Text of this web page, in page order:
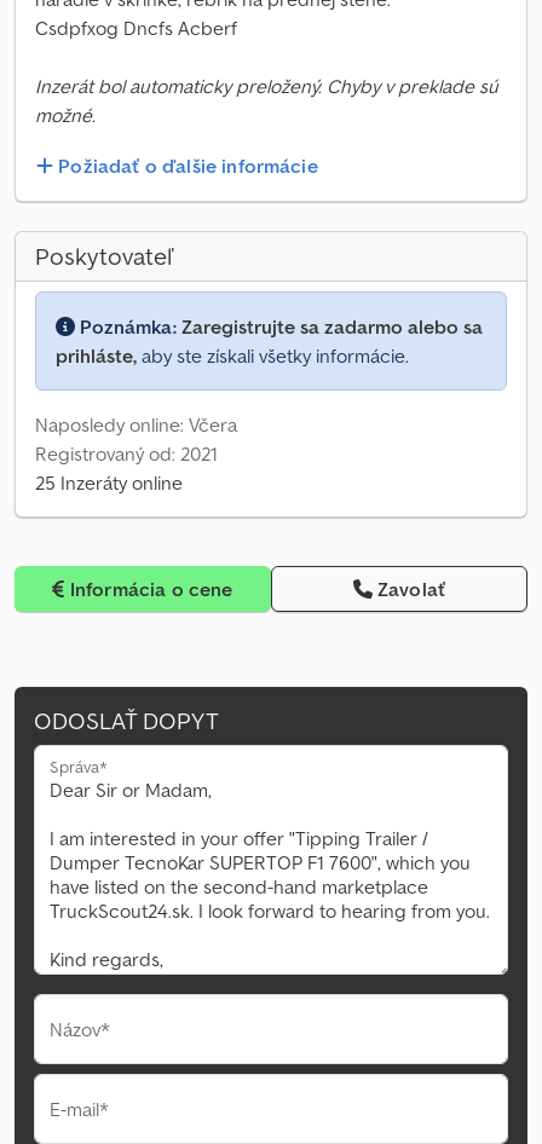
Csdpfxog Dncfs Acberf
Inzerát bol automaticky preložený. Chyby v preklade sú
možné.
Požiadať o ďalšie informácie
Poskytovateľ
Poznámka: Zaregistrujte sa zadarmo alebo sa
prihláste, aby ste získali všetky informácie.
Naposledy online: Včera
Registrovaný od: 2021
25 Inzeráty online
Informácia o cene Zavolať
ODOSLAŤ DOPYT
Správa*
Názov*
E-mail*